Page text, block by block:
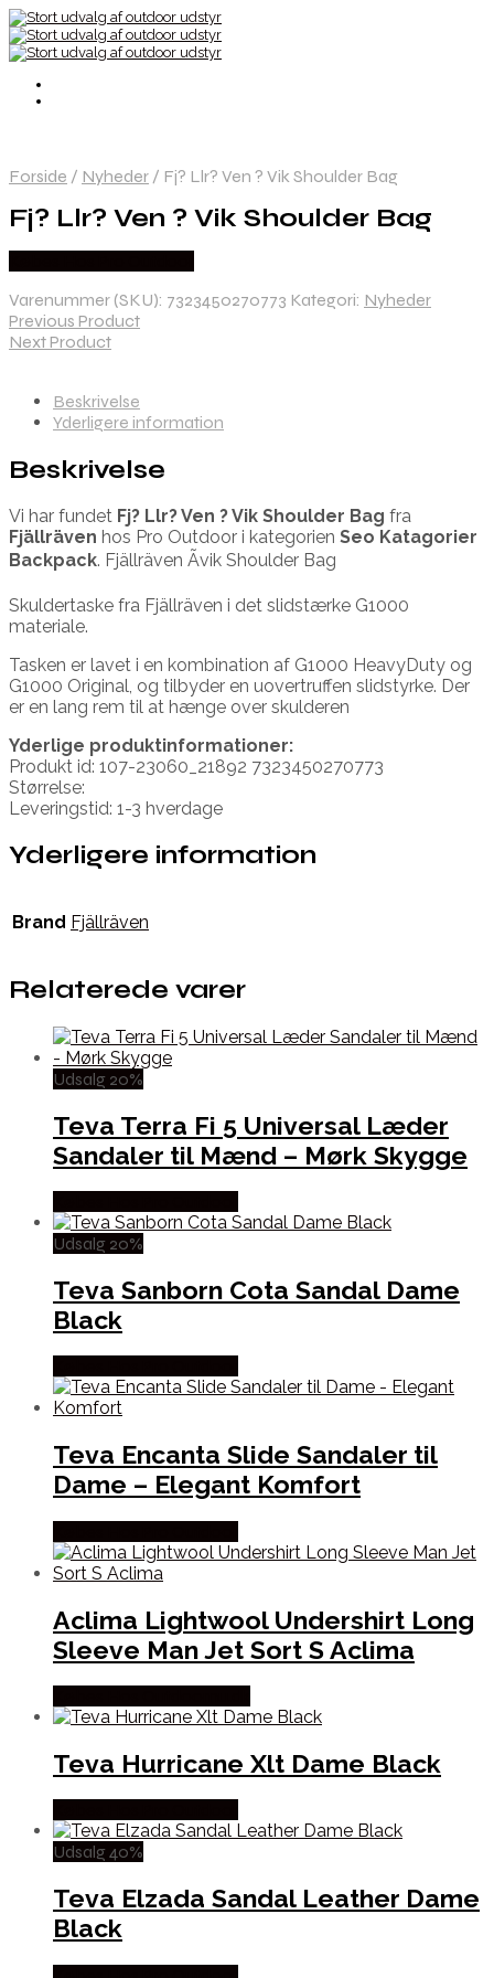
Forside / Nyheder / Fj? Llr? Ven ? Vik Shoulder Bag
Fj? Llr? Ven ? Vik Shoulder Bag
Varenummer (SKU): 7323450270773 Kategori: Nyheder
Previous Product
Next Product
Beskrivelse
Yderligere information
Beskrivelse
Vi har fundet Fj? Llr? Ven ? Vik Shoulder Bag fra
Fjällräven hos Pro Outdoor i kategorien Seo Katagorier
Backpack. Fjällräven Ãvik Shoulder Bag
Skuldertaske fra Fjällräven i det slidstærke G1000
materiale.
Tasken er lavet i en kombination af G1000 HeavyDuty og
G1000 Original, og tilbyder en uovertruffen slidstyrke. Der
er en lang rem til at hænge over skulderen
Yderlige produktinformationer:
Produkt id: 107-23060_21892 7323450270773
Størrelse:
Leveringstid: 1-3 hverdage
Yderligere information
Brand Fjällräven
Relaterede varer
Udsalg 20%
Teva Terra Fi 5 Universal Læder
Sandaler til Mænd – Mørk Skygge
Udsalg 20%
Teva Sanborn Cota Sandal Dame
Black
Teva Encanta Slide Sandaler til
Dame – Elegant Komfort
Aclima Lightwool Undershirt Long
Sleeve Man Jet Sort S Aclima
Teva Hurricane Xlt Dame Black
Udsalg 40%
Teva Elzada Sandal Leather Dame
Black